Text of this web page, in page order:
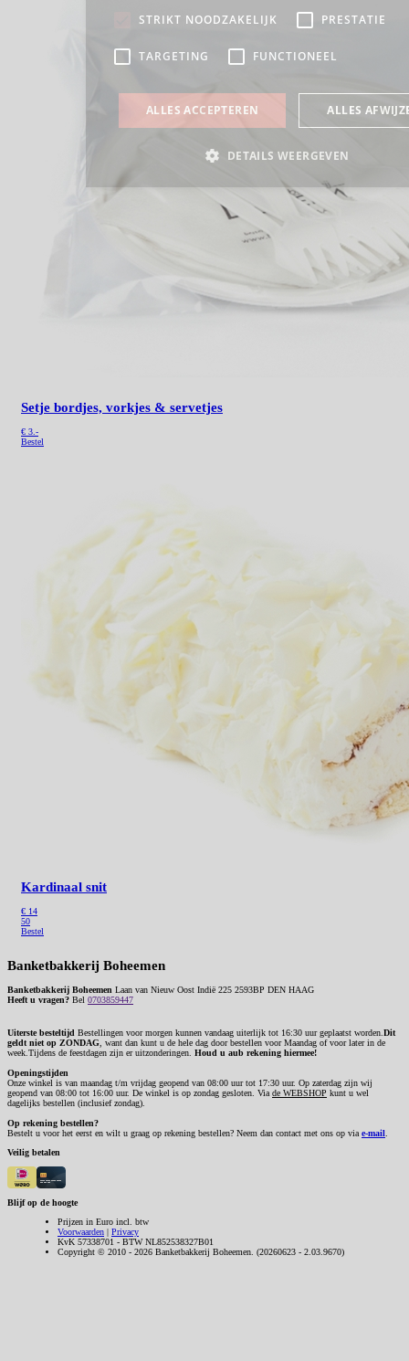
Setje bordjes, vorkjes & servetjes
€ 3.-
Bestel
Kardinaal snit
€ 14
50
Bestel
Banketbakkerij Boheemen
Banketbakkerij Boheemen Laan van Nieuw Oost Indië 225 2593BP DEN HAAG
Heeft u vragen? Bel 0703859447
Uiterste besteltijd Bestellingen voor morgen kunnen vandaag uiterlijk tot 16:30 uur geplaatst worden. Dit
geldt niet op ZONDAG , want dan kunt u de hele dag door bestellen voor Maandag of voor later in de
week.Tijdens de feestdagen zijn er uitzonderingen. Houd u aub rekening hiermee!
Openingstijden
Onze winkel is van maandag t/m vrijdag geopend van 08:00 uur tot 17:30 uur. Op zaterdag zijn wij
geopend van 08:00 tot 16:00 uur. De winkel is op zondag gesloten. Via de WEBSHOP kunt u wel
dagelijks bestellen (inclusief zondag).
Op rekening bestellen?
Bestelt u voor het eerst en wilt u graag op rekening bestellen? Neem dan contact met ons op via e-mail
Veilig betalen
Blijf op de hoogte
Prijzen in Euro incl. btw
Voorwaarden | Privacy
KvK 57338701 - BTW NL852538327B01
Copyright © 2010 - 2026 Banketbakkerij Boheemen. (20260623 - 2.03.9670)